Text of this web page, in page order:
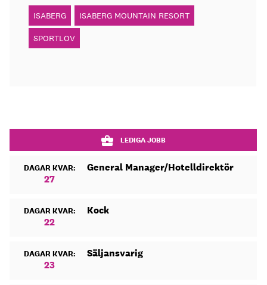
ISABERG ISABERG MOUNTAIN RESORT
SPORTLOV
LEDIGA JOBB
DAGAR KVAR:
27
General Manager/Hotelldirektör
DAGAR KVAR:
22
Kock
DAGAR KVAR:
23
Säljansvarig